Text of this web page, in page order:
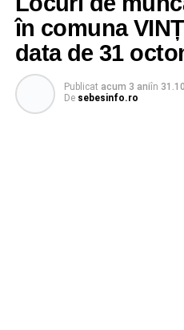
în comuna
data de 31
Publicat acum 3 aniîn
De sebesinfo.ro